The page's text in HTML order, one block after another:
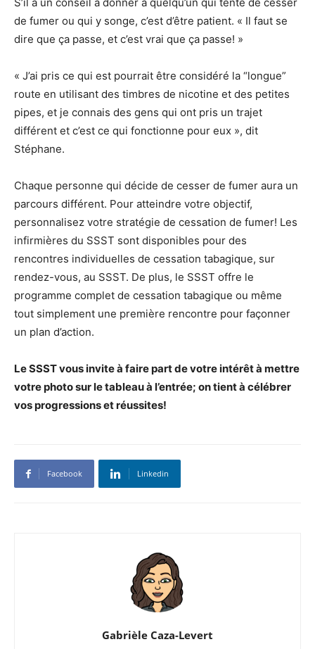
de fumer ou qui y songe, c’est d’être patient. « Il faut se
dire que ça passe, et c’est vrai que ça passe! »
« J’ai pris ce qui est pourrait être considéré la “longue”
route en utilisant des timbres de nicotine et des petites
pipes, et je connais des gens qui ont pris un trajet
différent et c’est ce qui fonctionne pour eux », dit
Stéphane.
Chaque personne qui décide de cesser de fumer aura un
parcours différent. Pour atteindre votre objectif,
personnalisez votre stratégie de cessation de fumer! Les
infirmières du SSST sont disponibles pour des
rencontres individuelles de cessation tabagique, sur
rendez-vous, au SSST. De plus, le SSST offre le
programme complet de cessation tabagique ou même
tout simplement une première rencontre pour façonner
un plan d’action.
Le SSST vous invite à faire part de votre intérêt à mettre
votre photo sur le tableau à l’entrée; on tient à célébrer
vos progressions et réussites!
Facebook Linkedin
Gabrièle Caza-Levert